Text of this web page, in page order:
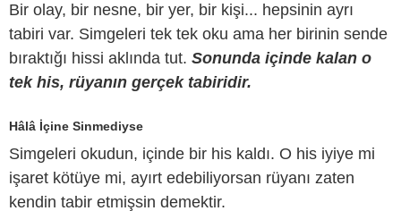
Bir olay, bir nesne, bir yer, bir kişi... hepsinin ayrı
tabiri var. Simgeleri tek tek oku ama her birinin sende
bıraktığı hissi aklında tut. Sonunda içinde kalan o
tek his, rüyanın gerçek tabiridir.
Hâlâ İçine Sinmediyse
Simgeleri okudun, içinde bir his kaldı. O his iyiye mi
işaret kötüye mi, ayırt edebiliyorsan rüyanı zaten
kendin tabir etmişsin demektir.